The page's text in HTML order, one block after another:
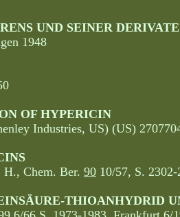
UND SEINER DERIVATE
1948
OF HYPERICIN
Industries, US) (US)
Chem. Ber. 90 10/57, S.
THIOANHYDRID